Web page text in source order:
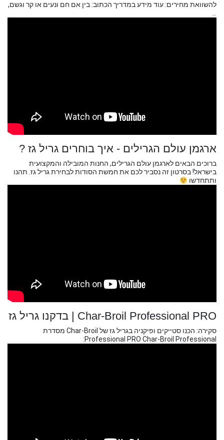
להשוואת מחירים: עוד מידע במדריך הכתוב: בין אם חם ונעים או קר וגשם,
ארגמן עולם הגרילים - איך בוחרים גריל גז ?
ברוכים הבאים לארגמן עולם הגרילים, החנות המובילה והמקצועית
בישראל! בסרטון זה נסביר לכם את חמשת הסודות לבחירת גריל גז. תהנו
ותתחדשו
Char-Broil Professional PRO | בדקנו גריל גז
סקירה: הכנו סטייקים ופיקניה בגריל גז של Char-Broil מסדרת
Professional PRO Char-Broil Professional: